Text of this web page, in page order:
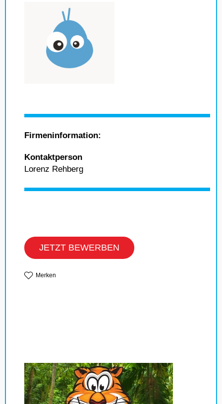
Firmeninformation:
Kontaktperson
Lorenz Rehberg
JETZT BEWERBEN
Merken